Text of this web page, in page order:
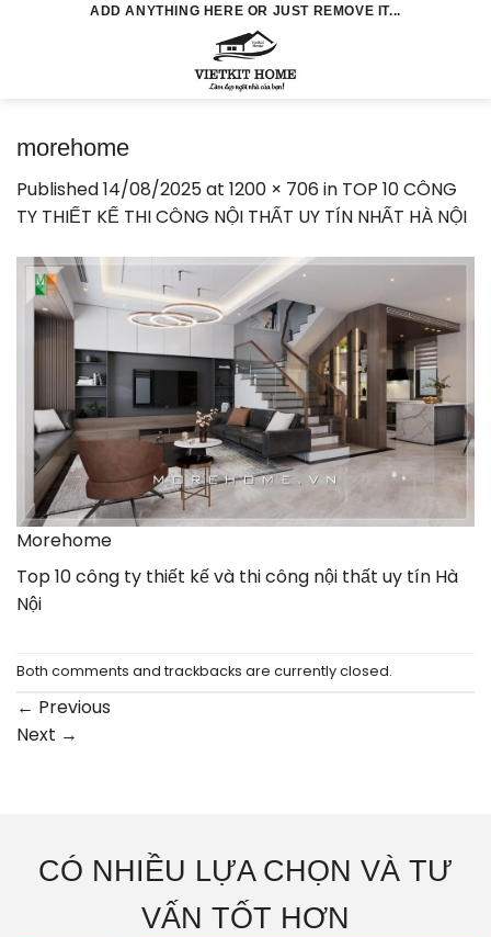
ADD ANYTHING HERE OR JUST REMOVE IT...
morehome
Published14/08/2025at 1200 × 706 in TOP 10 CÔNG
TY THIẾT KẾ THI CÔNG NỘI THẤT UY TÍN NHẤT HÀ NỘI
Morehome
Top 10 công ty thiết kế và thi công nội thất uy tín Hà
Nội
Both comments and trackbacks are currently closed.
← Previous
Next →
CÓ NHIỀU LỰA CHỌN VÀ TƯ
VẤN TỐT HƠN